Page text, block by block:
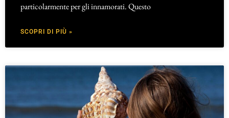
particolarmente per gli innamorati. Questo
SCOPRI DI PIÙ »